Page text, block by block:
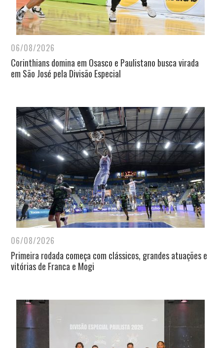
06/08/2026
Corinthians domina em Osasco e Paulistano busca virada
em São José pela Divisão Especial
06/08/2026
Primeira rodada começa com clássicos, grandes atuações e
vitórias de Franca e Mogi